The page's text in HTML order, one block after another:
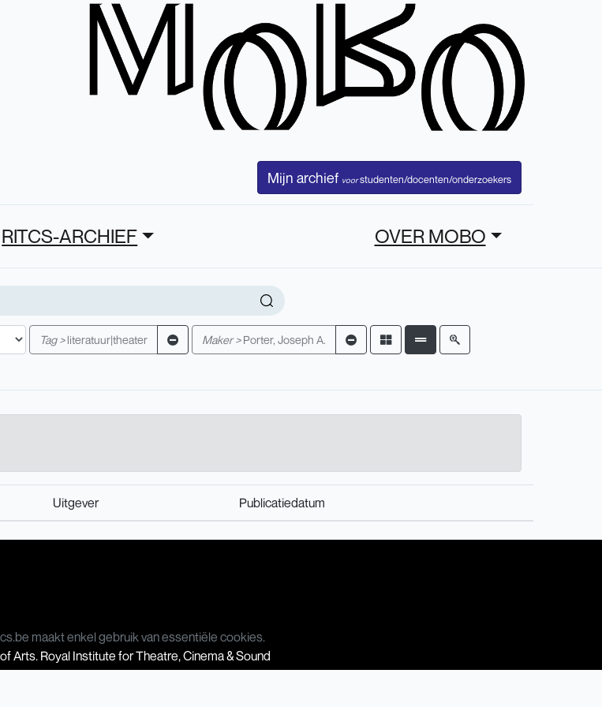
Mijn archief voorstudenten/docenten/onderzoekers
RITCS-ARCHIEF OVER MOBO
Tag > literatuur|theater Maker > Porter, Joseph A.
Uitgever Publicatiedatum
maakt enkel gebruik van essentiële cookies.
Arts. Royal Institute for Theatre, Cinema & Sound